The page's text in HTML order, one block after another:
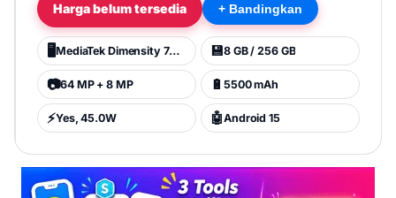
Harga belum tersedia + Bandingkan
🖥️ MediaTek Dimensity 7400 💾8 GB / 256 GB
📷64 MP + 8 MP 🔋 5500 mAh
⚡Yes, 45.0W 🤖Android 15